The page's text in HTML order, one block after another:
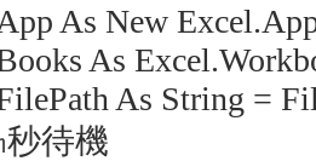
As New
As
As String =
秒待機